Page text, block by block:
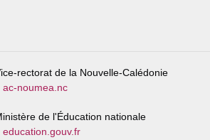
rectorat de la Nouvelle-Calédonie
ac-noumea.nc
de l'Éducation nationale
education.gouv.fr